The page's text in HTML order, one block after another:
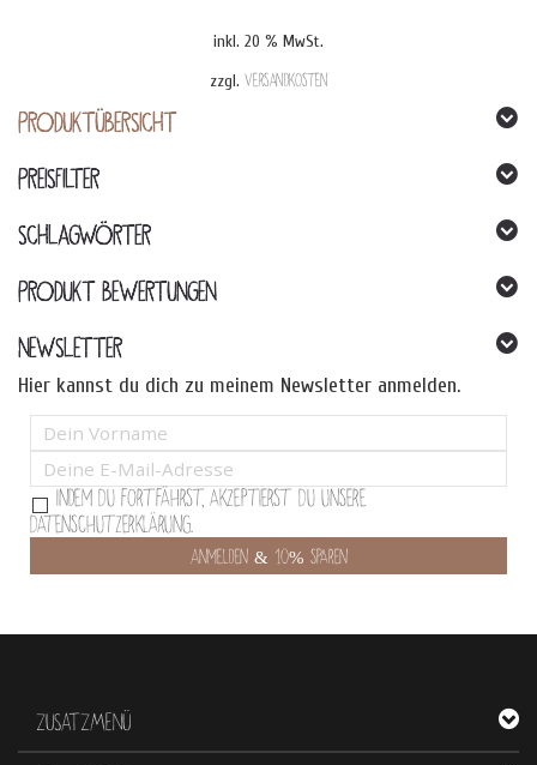
inkl. 20 % MwSt.
zzgl. Versandkosten
PRODUKTÜBERSICHT
PREISFILTER
SCHLAGWÖRTER
PRODUKT BEWERTUNGEN
NEWSLETTER
Hier kannst du dich zu meinem Newsletter anmelden.
Indem Du fortfährst, akzeptierst Du unsere
Datenschutzerklärung.
ZUSATZMENÜ